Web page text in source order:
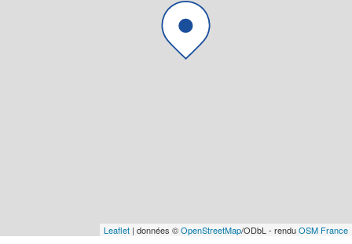
Leaflet | données ©OpenStreetMap/ODbL - renduOSM France